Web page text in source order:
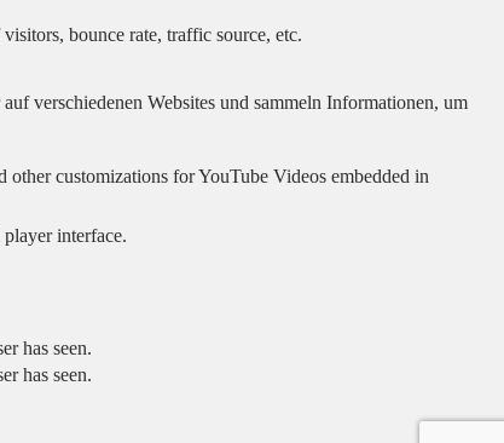
bounce rate, traffic source, etc.
verschiedenen Websites und sammeln Informationen, um
other customizations for YouTube Videos embedded in
interface.
has seen.
has seen.